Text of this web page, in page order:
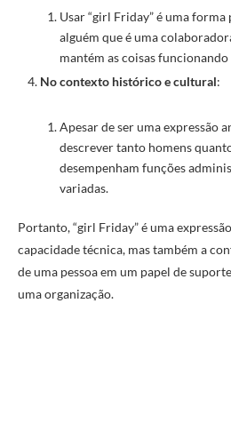
Usar “girl Friday” é uma
alguém que é uma
mantém as coisas
No contexto histórico e cultural:
Apesar de ser uma expressão
descrever tanto homens
desempenham funções
variadas.
Portanto, “girl Friday” é uma
capacidade técnica, mas também a
de uma pessoa em um papel de
uma organização.